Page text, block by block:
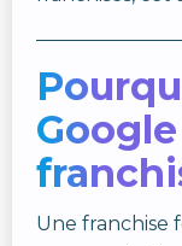
Une franchise